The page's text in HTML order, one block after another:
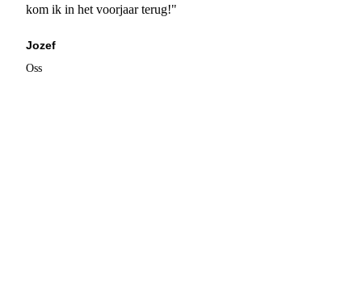
kom ik in het voorjaar terug!"
Jozef
Oss